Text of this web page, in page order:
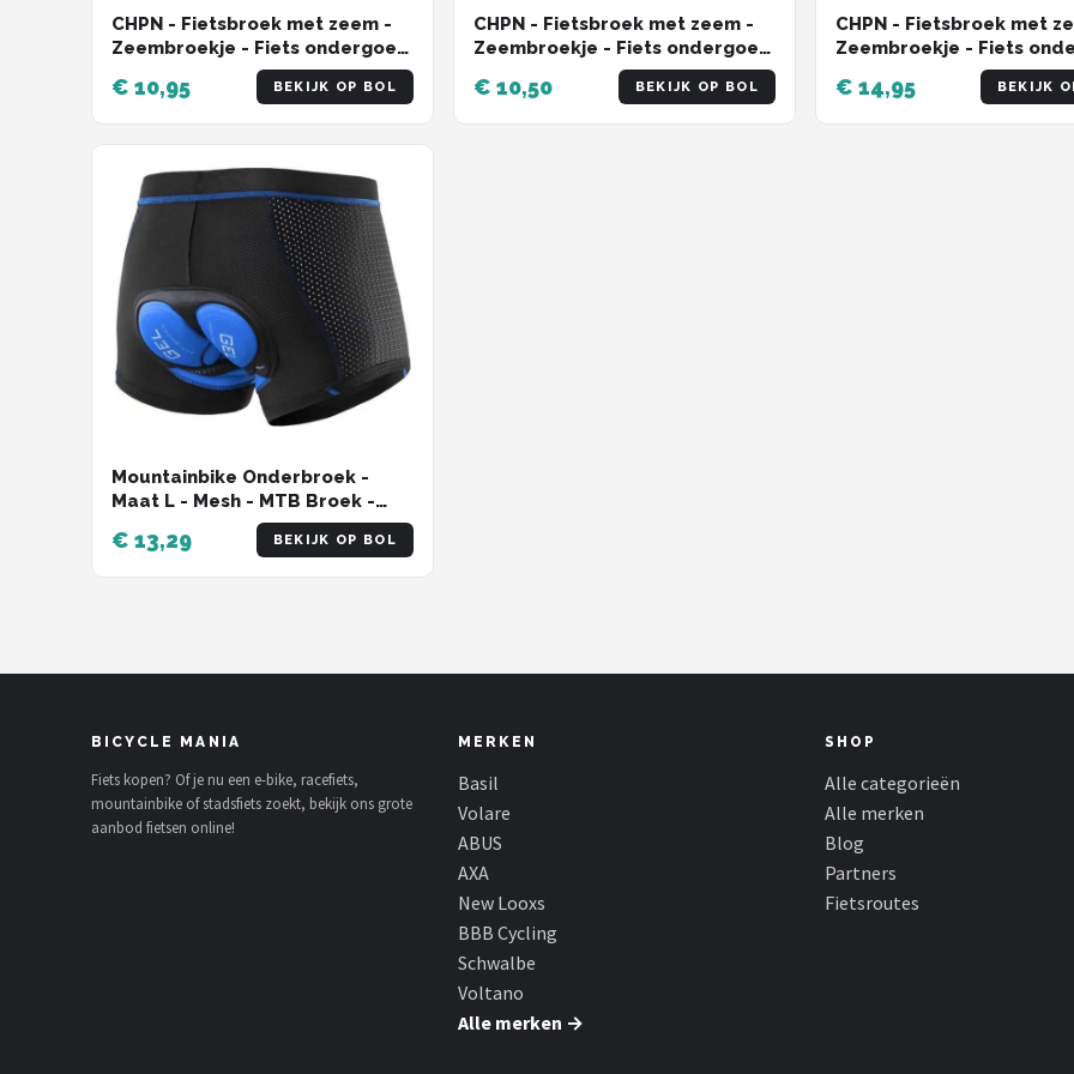
CHPN - Fietsbroek met zeem -
Zeembroekje - Fiets ondergoed
- L -Met zeem - Large - Valt
klein - Unisex - Onderbroek voor
fietsen - Fietsshort - Bilpijn bij
fietsen - Roze
€ 10,95 BEKIJK OP BOL
CHPN - Fietsbroek met zeem -
Zeembroekje - Fiets ondergoed
- Extra large - Met zeem - XL -
Unisex - Onderbroek voor
fietsen - Fietsshort - Bilpijn bij
€ 10,50 BEKIJK OP BOL
CHPN - Fietsbroek met
Zeembroekje - Fiets
- S -Met zeem - Small -
Onderbroek voor fietsen
Fietsshort - Bilpijn bij
€ 14,95 BEKIJK
Mountainbike Onderbroek -
Maat L - Mesh - MTB Broek -
Fiets Sportonderbroek - Zwart
Blauw - Onderbroek met Zeem
- 5D Gel Pad Shockproof
€ 13,29 BEKIJK OP BOL
BICYCLE MANIA
Fiets kopen? Of je nu een e-bike, racefiets,
mountainbike of stadsfiets zoekt, bekijk ons grote
aanbod fietsen online!
MERKEN
Basil
Volare
ABUS
AXA
New Looxs
BBB Cycling
Schwalbe
Voltano
Alle merken →
SHOP
Alle categorieën
Alle merken
Blog
Partners
Fietsroutes